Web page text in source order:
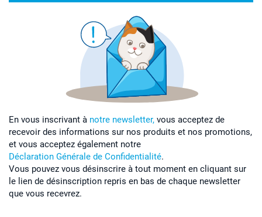
En vous inscrivant à notre newsletter, vous acceptez de
recevoir des informations sur nos produits et nos promotions,
et vous acceptez également notre
Déclaration Générale de Confidentialité.
Vous pouvez vous désinscrire à tout moment en cliquant sur
le lien de désinscription repris en bas de chaque newsletter
que vous recevrez.